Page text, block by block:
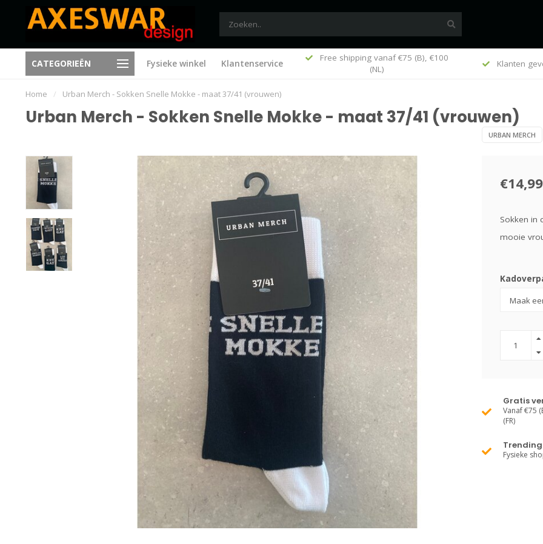
CATEGORIEËN Fysieke winkel Klantenservice
Trending sinds 1995 Nieuwe ideeën bij elk bezoek
Free shipping vanaf €75 (B), €100
(NL)
Klanten
Home / Urban Merch - Sokken Snelle Mokke - maat 37/41 (vrouwen)
Urban Merch - Sokken Snelle Mokke - maat 37/41 (vrouwen)
URBAN MERCH
€14,99
Sokken in
mooie
Gratis
Vanaf €75
(FR)
Trending
Fysieke